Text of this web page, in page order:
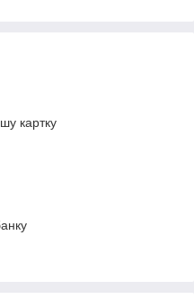
картку